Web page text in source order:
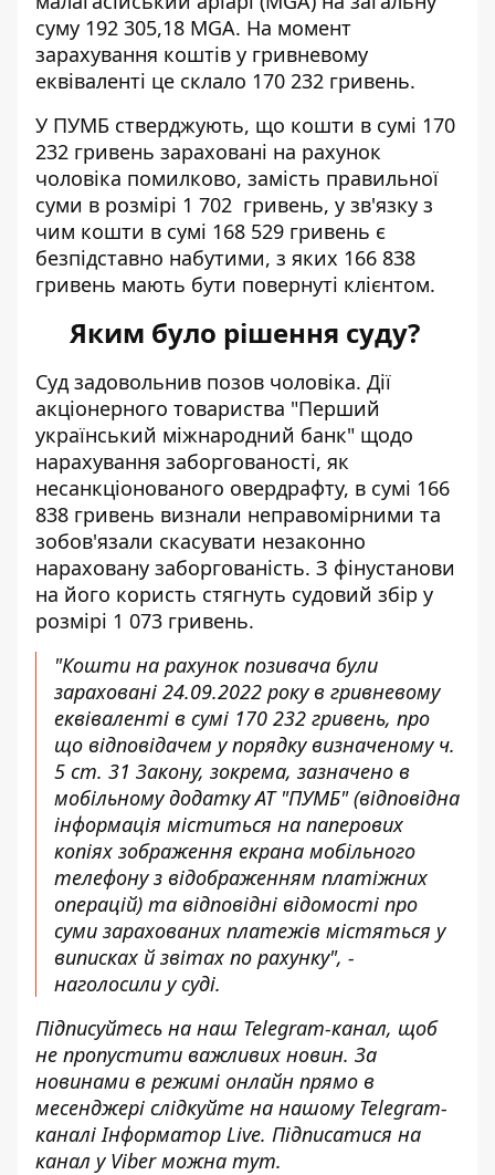
суму 192 305,18 MGA. На момент
зарахування коштів у гривневому
еквіваленті це склало 170 232 гривень.
У ПУМБ стверджують, що кошти в сумі 170
232 гривень зараховані на рахунок
чоловіка помилково, замість правильної
суми в розмірі 1 702 гривень, у зв'язку з
чим кошти в сумі 168 529 гривень є
безпідставно набутими, з яких 166 838
гривень мають бути повернуті клієнтом.
Яким було рішення суду?
Суд задовольнив позов чоловіка. Дії
акціонерного товариства "Перший
український міжнародний банк" щодо
нарахування заборгованості, як
несанкціонованого овердрафту, в сумі 166
838 гривень визнали неправомірними та
зобов'язали скасувати незаконно
нараховану заборгованість. З фінустанови
на його користь стягнуть судовий збір у
розмірі 1 073 гривень.
"Кошти на рахунок позивача були
зараховані 24.09.2022 року в гривневому
еквіваленті в сумі 170 232 гривень, про
що відповідачем у порядку визначеному ч.
5 ст. 31 Закону, зокрема, зазначено в
мобільному додатку АТ "ПУМБ" (відповідна
інформація міститься на паперових
копіях зображення екрана мобільного
телефону з відображенням платіжних
операцій) та відповідні відомості про
суми зарахованих платежів містяться у
виписках й звітах по рахунку", -
наголосили у суді.
Підписуйтесь на наш Telegram-канал, щоб
не пропустити важливих новин. За
новинами в режимі онлайн прямо в
месенджері слідкуйте на нашому Telegram-
каналіІнформатор Live. Підписатися на
канал у Viber можна тут.